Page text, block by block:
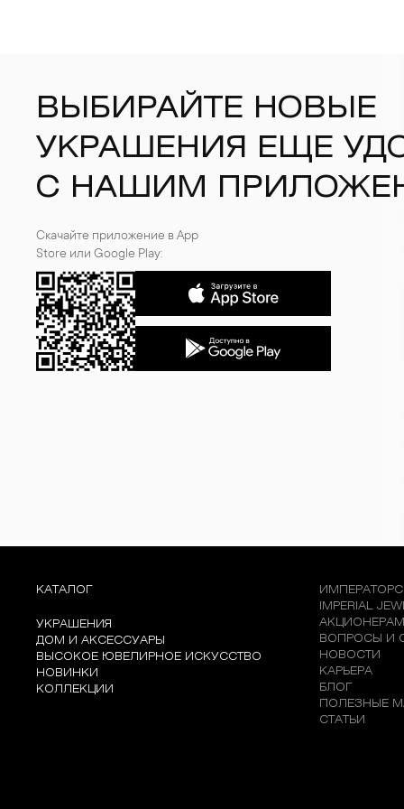
ВЫБИРАЙТЕ НОВЫЕ
УКРАШЕНИЯ ЕЩЕ
С НАШИМ
Скачайте приложение в App
Store или Google Play:
КАТАЛОГ
УКРАШЕНИЯ
ДОМ И АКСЕССУАРЫ
ВЫСОКОЕ ЮВЕЛИРНОЕ ИСКУССТВО
НОВИНКИ
КОЛЛЕКЦИИ
IMPERIAL
АКЦИОНЕРАМ
ВОПРОСЫ И
НОВОСТИ
КАРЬЕРА
БЛОГ
ПОЛЕЗНЫЕ
СТАТЬИ